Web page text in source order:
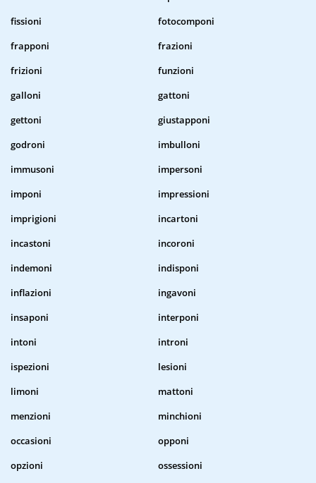
fissioni
fotocomponi
frapponi
frazioni
frizioni
funzioni
galloni
gattoni
gettoni
giustapponi
godroni
imbulloni
immusoni
impersoni
imponi
impressioni
imprigioni
incartoni
incastoni
incoroni
indemoni
indisponi
inflazioni
ingavoni
insaponi
interponi
intoni
introni
ispezioni
lesioni
limoni
mattoni
menzioni
minchioni
occasioni
opponi
opzioni
ossessioni